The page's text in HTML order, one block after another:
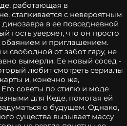
работающая в
сталкивается с невероятным
в ее повседневной
гость уверяет, что он просто
обаянием и приглашением.
свободной от забот гяру, не
вымерли. Ее новый сосед -
любит смотреть сериалы
и, конечно же,
советы по стилю и моде
для Кеде, помогая ей
о будущем. Однако,
существа вызывает массу